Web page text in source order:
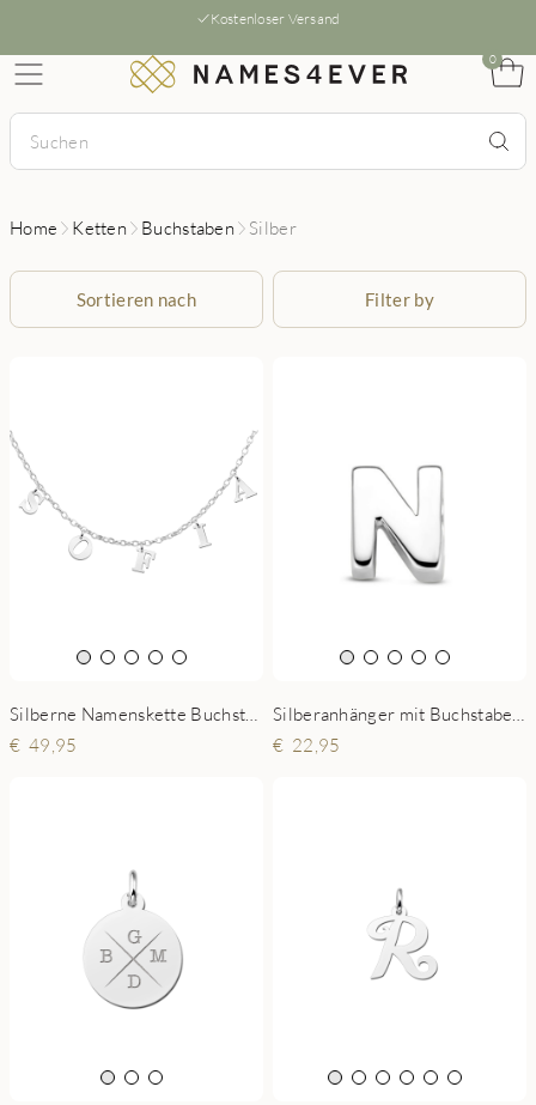
Kostenloser Versand
0
Home Ketten Buchstaben Silber
Sortieren nach Filter by
49,95
22,95